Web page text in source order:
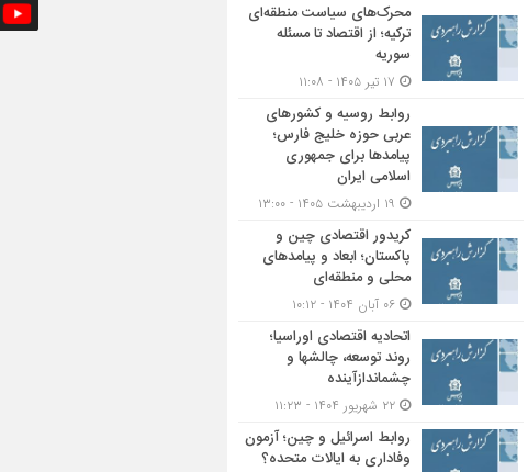
محرک‌های سیاست منطقه‌‎ای
ترکیه؛ از اقتصاد تا مسئله
سوریه
روابط روسیه و کشورهای
عربی حوزه خلیج فارس؛
پیامدها برای جمهوری
اسلامی ایران
کریدور اقتصادی چین و
پاکستان؛ ابعاد و پیامدهای
محلی و منطقه‌ای
اتحادیه اقتصادی اوراسیا؛
روند توسعه، چالشها و
چشماندازآینده
روابط اسرائیل و چین؛ آزمون
وفاداری به ایالات متحده؟